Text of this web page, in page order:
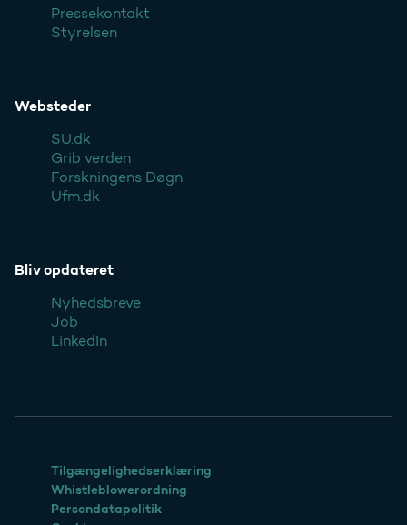
Pressekontakt
Styrelsen
Websteder
SU.dk
Grib verden
Forskningens Døgn
Ufm.dk
Bliv opdateret
Nyhedsbreve
Job
LinkedIn
Tilgængelighedserklæring
Whistleblowerordning
Persondatapolitik